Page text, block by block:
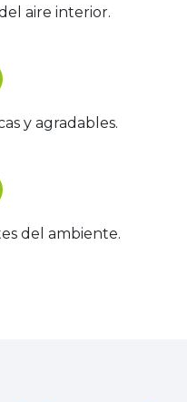
aire interior.
y agradables.
del ambiente.